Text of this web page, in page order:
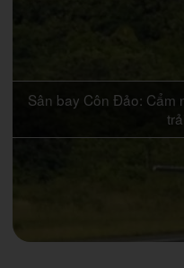
Sân bay Côn Đảo: Cẩm